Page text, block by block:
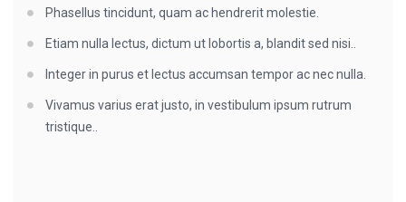
Phasellus tincidunt, quam ac hendrerit molestie.
Etiam nulla lectus, dictum ut lobortis a, blandit sed nisi..
Integer in purus et lectus accumsan tempor ac nec nulla.
Vivamus varius erat justo, in vestibulum ipsum rutrum
tristique..